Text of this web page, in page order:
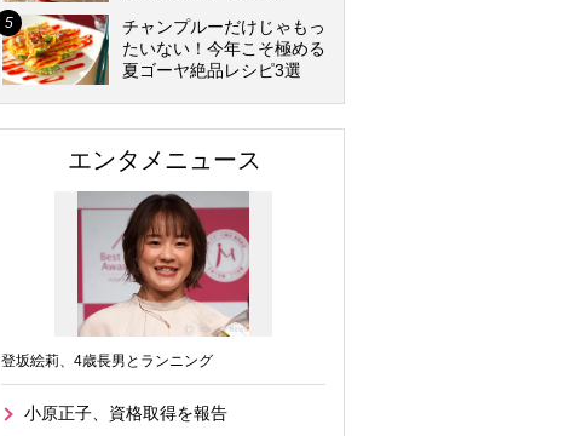
チャンプルーだけじゃもっ
たいない！今年こそ極める
夏ゴーヤ絶品レシピ3選
エンタメニュース
登坂絵莉、4歳長男とランニング
小原正子、資格取得を報告